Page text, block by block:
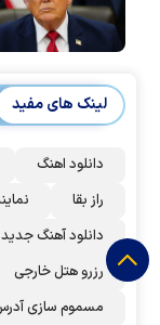
لینک های مفید
دانلود اهنگ
راز بقا
دانلود آهنگ جدید
رزرو هتل خارجی
مسموم سازی